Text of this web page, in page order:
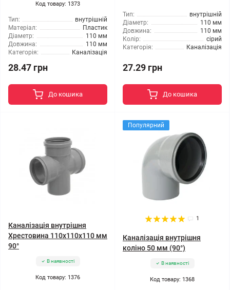
Код товару: 1373
Тип:
внутрішній
Матеріал:
Пластик
Діаметр:
110 мм
Довжина:
110 мм
Категорія:
Каналізація
28.47 грн
До кошика
Тип:
внутрішній
Діаметр:
110 мм
Довжина:
110 мм
Колір:
сірий
Категорія:
Каналізація
27.29 грн
До кошика
Каналізація внутрішня
Хрестовина 110x110x110 мм
90°
В наявності
Код товару: 1376
Популярний
1
Каналізація внутрішня
коліно 50 мм (90°)
В наявності
Код товару: 1368